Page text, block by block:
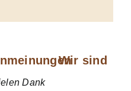
Dank
Wir sind